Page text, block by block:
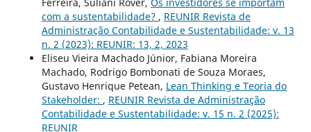
com a sustentabilidade? , REUNIR Revista de
Administração Contabilidade e Sustentabilidade: v. 13
n. 2 (2023): REUNIR: 13, 2, 2023
Eliseu Vieira Machado Júnior, Fabiana Moreira
Machado, Rodrigo Bombonati de Souza Moraes,
Gustavo Henrique Petean, Lean Thinking e Teoria do
Stakeholder: , REUNIR Revista de Administração
Contabilidade e Sustentabilidade: v. 15 n. 2 (2025):
REUNIR